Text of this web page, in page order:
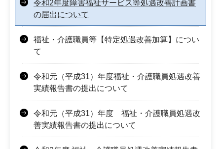
令和2年度障害福祉サービス等処遇改善計画書
の届出について
福祉・介護職員等【特定処遇改善加算】につい
て
令和元（平成31）年度福祉・介護職員処遇改善
実績報告書の提出について
令和元（平成31）年度 福祉・介護職員処遇改
善実績報告書の提出について